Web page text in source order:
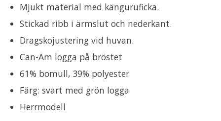
Mjukt material med känguruficka.
Stickad ribb i ärmslut och nederkant.
Dragskojustering vid huvan.
Can-Am logga på bröstet
61% bomull, 39% polyester
Färg: svart med grön logga
Herrmodell